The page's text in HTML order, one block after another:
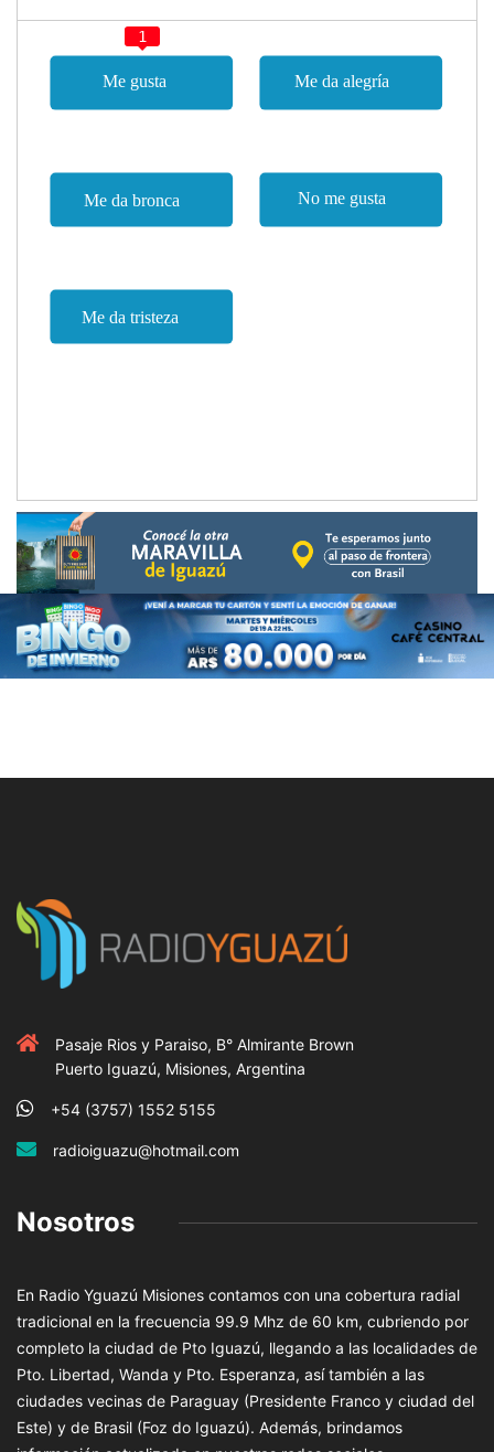
1
Pasaje Rios y Paraiso, B° Almirante Brown
Puerto Iguazú, Misiones, Argentina
+54 (3757) 1552 5155
radioiguazu@hotmail.com
Nosotros
En Radio Yguazú Misiones contamos con una cobertura radial
tradicional en la frecuencia 99.9 Mhz de 60 km, cubriendo por
completo la ciudad de Pto Iguazú, llegando a las localidades de
Pto. Libertad, Wanda y Pto. Esperanza, así también a las
ciudades vecinas de Paraguay (Presidente Franco y ciudad del
Este) y de Brasil (Foz do Iguazú). Además, brindamos